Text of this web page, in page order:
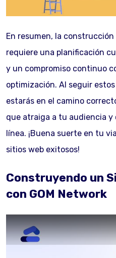
En resumen, la
requiere una planificación
y un compromiso continuo
optimización. Al seguir
estarás en el camino
que atraiga a tu audiencia
línea. ¡Buena suerte en tu
sitios web exitosos!
Construyendo un
con GOM Network